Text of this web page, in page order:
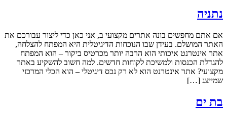
נתניה
אם אתם מחפשים בונה אתרים מקצועי ב, אני כאן כדי ליצור עבורכם את
האתר המושלם. בעידן שבו הנוכחות הדיגיטלית היא המפתח להצלחה,
אתר אינטרנט איכותי הוא הרבה יותר מכרטיס ביקור – הוא המפתח
להגדלת הכנסות ולמשיכת לקוחות חדשים. למה חשוב להשקיע באתר
מקצועי? אתר אינטרנט הוא לא רק נכס דיגיטלי – הוא הכלי המרכזי
שמייצג […]
בת ים